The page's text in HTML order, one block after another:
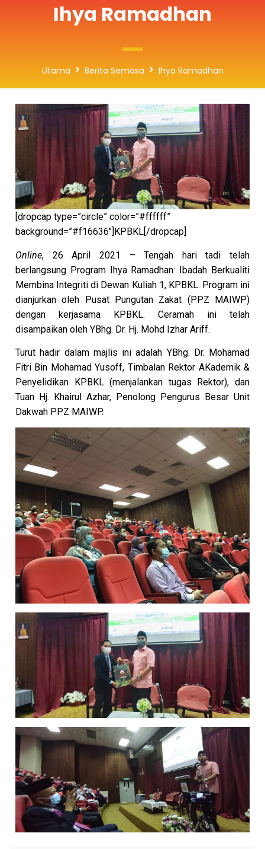
Ihya Ramadhan
Utama Berita Semasa Ihya Ramadhan
[dropcap type=”circle” color=”#ffffff”
background=”#f16636″]KPBKL[/dropcap]
Online, 26 April 2021 – Tengah hari tadi telah
berlangsung Program Ihya Ramadhan: Ibadah Berkualiti
Membina Integriti di Dewan Kuliah 1, KPBKL. Program ini
dianjurkan oleh Pusat Pungutan Zakat (PPZ MAIWP)
dengan kerjasama KPBKL. Ceramah ini telah
disampaikan oleh YBhg. Dr. Hj. Mohd Izhar Ariff.
Turut hadir dalam majlis ini adalah YBhg. Dr. Mohamad
Fitri Bin Mohamad Yusoff, Timbalan Rektor AKademik &
Penyelidikan KPBKL (menjalankan tugas Rektor), dan
Tuan Hj. Khairul Azhar, Penolong Pengurus Besar Unit
Dakwah PPZ MAIWP.